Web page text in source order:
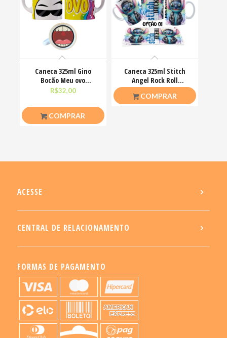
Caneca 325ml Gino
Bocão Meu ovo
Engraçadas Meme
R$32,00
COMPRAR
Caneca 325ml Stitch
Angel Rock Roll
Motoclub Motoqueiro
COMPRAR
ACESSE
CENTRAL DE RELACIONAMENTO
FORMAS DE PAGAMENTO